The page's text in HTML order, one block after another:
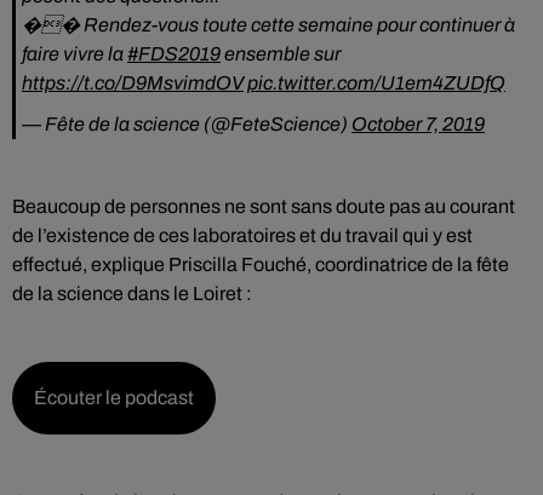
��️ Rendez-vous toute cette semaine pour continuer à
faire vivre la#FDS2019ensemble sur
https://t.co/D9MsvimdOVpic.twitter.com/U1em4ZUDfQ
— Fête de la science (@FeteScience) October 7, 2019
Beaucoup de personnes ne sont sans doute pas au courant
de l’existence de ces laboratoires et du travail qui y est
effectué, explique Priscilla Fouché, coordinatrice de la fête
de la science dans le Loiret :
Écouter le podcast